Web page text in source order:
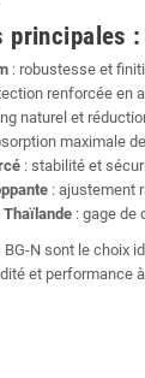
principales :
: robustesse et
renforcée en
naturel et
maximale
: stabilité et
: ajustement
Thaïlande : gage de
N sont le choix
et performance